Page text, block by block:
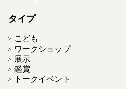
タイプ
こども
ワークショップ
展示
鑑賞
トークイベント